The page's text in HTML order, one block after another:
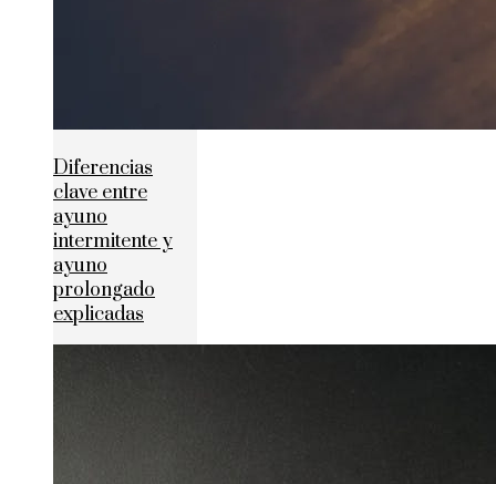
Diferencias
clave entre
ayuno
intermitente y
ayuno
prolongado
explicadas